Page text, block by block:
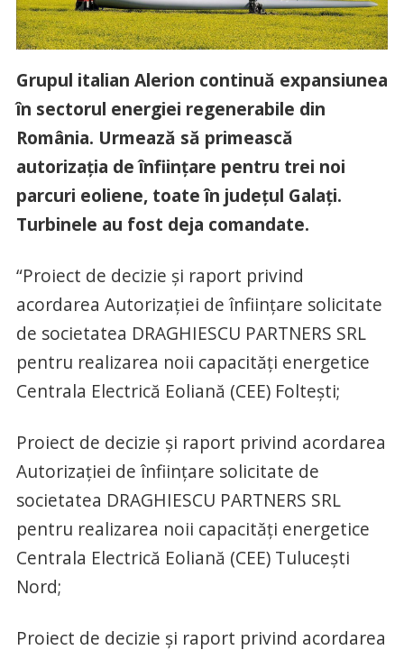
Grupul italian Alerion continuă expansiunea
în sectorul energiei regenerabile din
România. Urmează să primească
autorizația de înființare pentru trei noi
parcuri eoliene, toate în județul Galați.
Turbinele au fost deja comandate.
“Proiect de decizie și raport privind
acordarea Autorizaţiei de înfiinţare solicitate
de societatea DRAGHIESCU PARTNERS SRL
pentru realizarea noii capacităţi energetice
Centrala Electrică Eoliană (CEE) Foltești;
Proiect de decizie și raport privind acordarea
Autorizaţiei de înfiinţare solicitate de
societatea DRAGHIESCU PARTNERS SRL
pentru realizarea noii capacităţi energetice
Centrala Electrică Eoliană (CEE) Tulucești
Nord;
Proiect de decizie și raport privind acordarea